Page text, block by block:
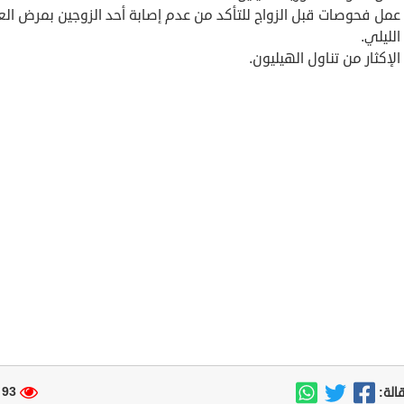
عمل فحوصات قبل الزواج للتأكد من عدم إصابة أحد الزوجين بمرض
الليلي.
الإكثار من تناول الهيليون.
93 مشاهدة